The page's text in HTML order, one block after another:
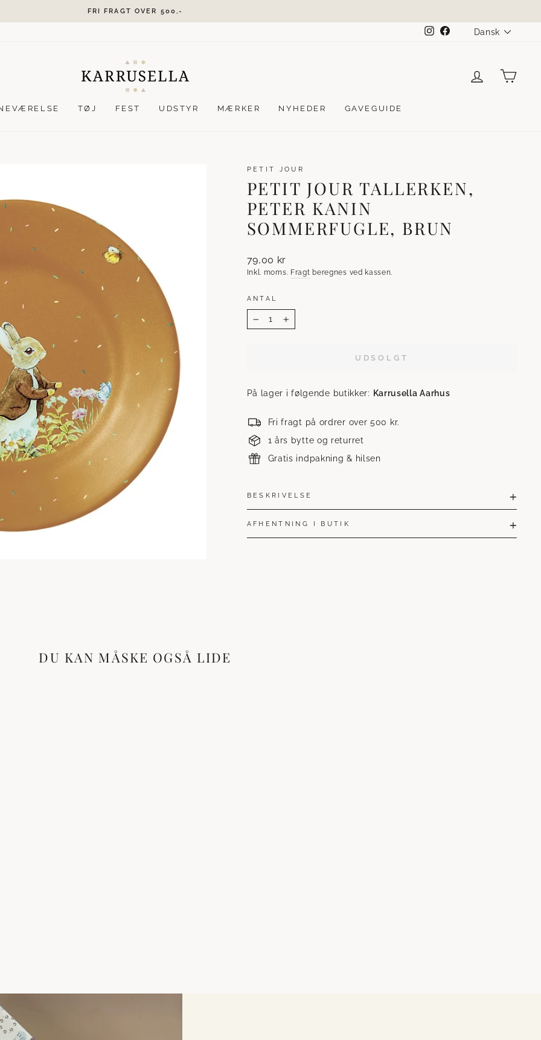
Stop
GRATIS GAVEINDPAKNING
InstagramFacebookSPROG
Dansk
LOG IND
TØJ FEST UDSTYR MÆRKER NYHEDER GAVEGUIDE
PETIT JOUR
PETIT JOUR TALLERKEN,
PETER KANIN
SOMMERFUGLE, BRUN
Normalpris
79,00 kr
Inkl. moms. Fragt beregnes ved kassen.
ANTAL
UDSOLGT
På lager i følgende butikker: Karrusella Aarhus
Fri fragt på ordrer over 500 kr.
1 års bytte og returret
Gratis indpakning & hilsen
BESKRIVELSE
AFHENTNING I BUTIK
DU KAN MÅSKE OGSÅ LIDE